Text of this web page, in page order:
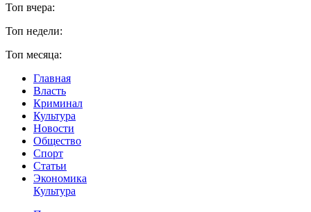
Топ вчера:
Топ недели:
Топ месяца:
Главная
Власть
Криминал
Культура
Новости
Общество
Спорт
Статьи
Экономика
Культура